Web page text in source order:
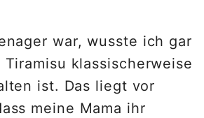
war, wusste ich gar
klassischerweise
ist. Das liegt vor
meine Mama ihr